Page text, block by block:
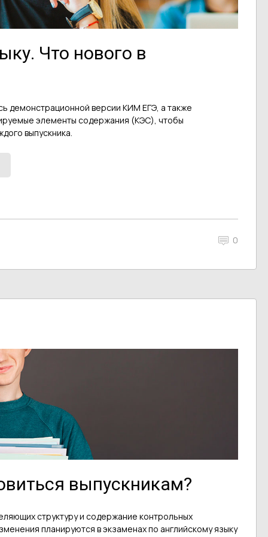
Что нового в
демонстрационной версии КИМ ЕГЭ, а также
элементы содержания (КЭС), чтобы
выпускника.
0
выпускникам?
структуру и содержание контрольных
планируются в экзаменах по английскому языку